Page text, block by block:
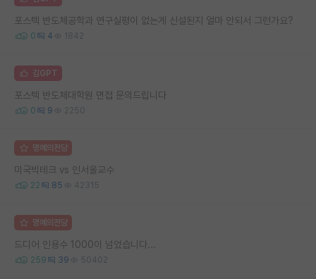
포스텍 반도체공학과 연구실평이 없는게 신설된지 얼마 안되서 그런가요?
0 4 1842
김GPT
포스텍 반도체대학원 면접 문의드립니다
0 9 2250
명예의전당
미국빅테크 vs 인서울교수
22 85 42315
명예의전당
드디어 인용수 1000이 넘었습니다...
259 39 50402